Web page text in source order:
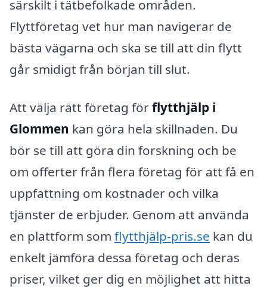
särskilt i tätbefolkade områden.
Flyttföretag vet hur man navigerar de
bästa vägarna och ska se till att din flytt
går smidigt från början till slut.
Att välja rätt företag förflytthjälp i
Glommen kan göra hela skillnaden. Du
bör se till att göra din forskning och be
om offerter från flera företag för att få en
uppfattning om kostnader och vilka
tjänster de erbjuder. Genom att använda
en plattform som flytthjälp-pris.se kan du
enkelt jämföra dessa företag och deras
priser, vilket ger dig en möjlighet att hitta